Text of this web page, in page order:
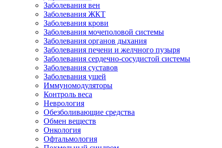
Заболевания вен
Заболевания ЖКТ
Заболевания крови
Заболевания мочеполовой системы
Заболевания органов дыхания
Заболевания печени и желчного пузыря
Заболевания сердечно-сосудистой системы
Заболевания суставов
Заболевания ушей
Иммуномодуляторы
Контроль веса
Неврология
Обезболивающие средства
Обмен веществ
Онкология
Офтальмология